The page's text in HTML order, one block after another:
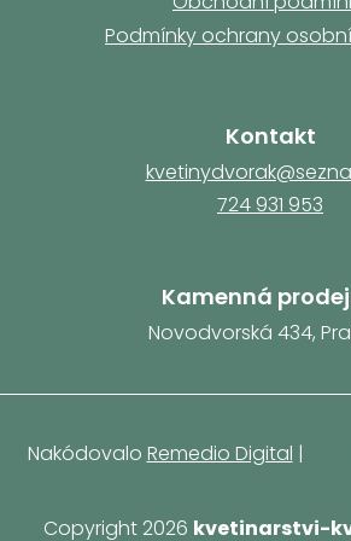
u
Podmínky ochrany
Kontakt
724 931 953
Kamenná
Novodvorská 434,
Nakódovalo Remedio Digital |
Copyright 2026 kvetinarstvi-